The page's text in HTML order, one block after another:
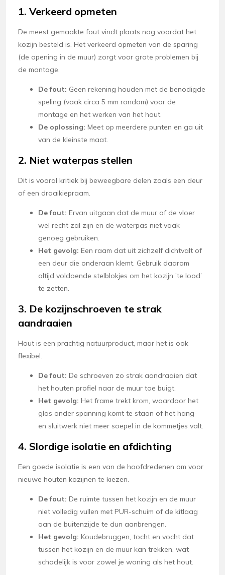
1. Verkeerd opmeten
De meest gemaakte fout vindt plaats nog voordat het
kozijn besteld is. Het verkeerd opmeten van de sparing
(de opening in de muur) zorgt voor grote problemen bij
de montage.
De fout: Geen rekening houden met de benodigde
speling (vaak circa 5 mm rondom) voor de
montage en het werken van het hout.
De oplossing: Meet op meerdere punten en ga uit
van de kleinste maat.
2. Niet waterpas stellen
Dit is vooral kritiek bij beweegbare delen zoals een deur
of een draaikiepraam.
De fout: Ervan uitgaan dat de muur of de vloer
wel recht zal zijn en de waterpas niet vaak
genoeg gebruiken.
Het gevolg: Een raam dat uit zichzelf dichtvalt of
een deur die onderaan klemt. Gebruik daarom
altijd voldoende stelblokjes om het kozijn ’te lood’
te zetten.
3. De kozijnschroeven te strak
aandraaien
Hout is een prachtig natuurproduct, maar het is ook
flexibel.
De fout: De schroeven zo strak aandraaien dat
het houten profiel naar de muur toe buigt.
Het gevolg: Het frame trekt krom, waardoor het
glas onder spanning komt te staan of het hang-
en sluitwerk niet meer soepel in de kommetjes valt.
4. Slordige isolatie en afdichting
Een goede isolatie is een van de hoofdredenen om voor
nieuwe houten kozijnen te kiezen.
De fout: De ruimte tussen het kozijn en de muur
niet volledig vullen met PUR-schuim of de kitlaag
aan de buitenzijde te dun aanbrengen.
Het gevolg: Koudebruggen, tocht en vocht dat
tussen het kozijn en de muur kan trekken, wat
schadelijk is voor zowel je woning als het hout.